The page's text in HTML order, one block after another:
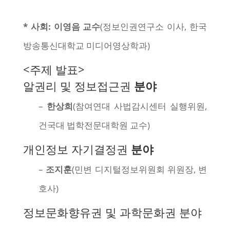
* 사회: 이영음 교수(정보인권연구소 이사, 한국
방송통신대학교 미디어영상학과)
<주제 발표>
알권리 및 정보접근권 분야
– 한상희(참여연대 사법감시센터 실행위원,
건국대 법학전문대학원 교수)
개인정보 자기결정권 분야
– 조지훈(민변 디지털정보위원회 위원장, 변
호사)
정보문화향유권 및 과학문화권 분야